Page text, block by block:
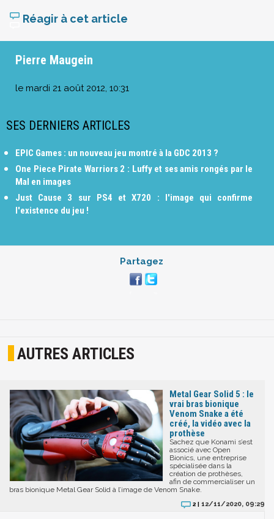
Réagir à cet article
Pierre Maugein
le mardi 21 août 2012, 10:31
SES DERNIERS ARTICLES
EPIC Games : un nouveau jeu montré à la GDC 2013 ?
One Piece Pirate Warriors 2 : Luffy et ses amis rongés par le
Mal en images
Just Cause 3 sur PS4 et X720 : l'image qui confirme
l'existence du jeu !
Partagez
AUTRES ARTICLES
Metal Gear Solid 5 : le
vrai bras bionique
Venom Snake a été
créé, la vidéo avec la
prothèse
Sachez que Konami s’est
associé avec Open
Bionics, une entreprise
spécialisée dans la
création de prothèses,
afin de commercialiser un
bras bionique Metal Gear Solid à l’image de Venom Snake.
2 | 12/11/2020, 09:29